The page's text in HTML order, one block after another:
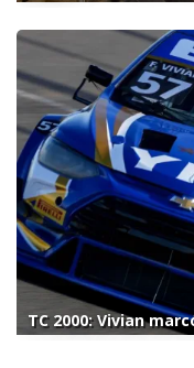
TC 2000: Vivian